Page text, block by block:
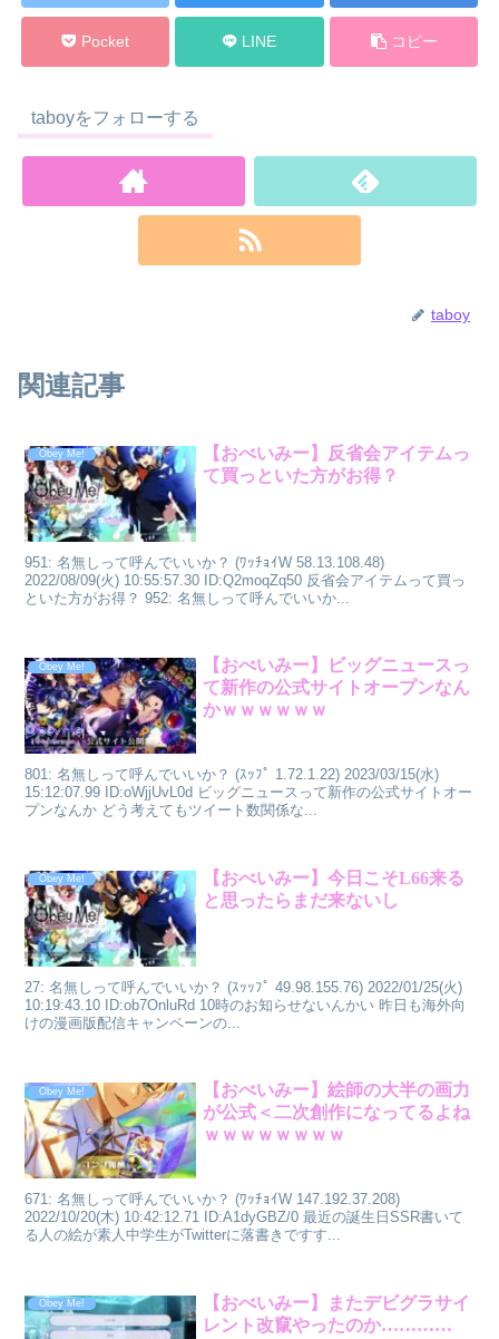
Pocket LINE コピー
taboyをフォローする
taboy
関連記事
Obey Me!
【おべいみー】反省会アイテムっ
て買っといた方がお得？
951: 名無しって呼んでいいか？ (ﾜｯﾁｮｲW 58.13.108.48)
2022/08/09(火) 10:55:57.30 ID:Q2moqZq50 反省会アイテムって買っ
といた方がお得？ 952: 名無しって呼んでいいか...
Obey Me!
【おべいみー】ビッグニュースっ
て新作の公式サイトオープンなん
かｗｗｗｗｗｗ
801: 名無しって呼んでいいか？ (ｽｯﾌﾟ 1.72.1.22) 2023/03/15(水)
15:12:07.99 ID:oWjjUvL0d ビッグニュースって新作の公式サイトオー
プンなんか どう考えてもツイート数関係な...
Obey Me!
【おべいみー】今日こそL66来る
と思ったらまだ来ないし
27: 名無しって呼んでいいか？ (ｽｯｯﾌﾟ 49.98.155.76) 2022/01/25(火)
10:19:43.10 ID:ob7OnluRd 10時のお知らせないんかい 昨日も海外向
けの漫画版配信キャンペーンの...
Obey Me!
【おべいみー】絵師の大半の画力
が公式＜二次創作になってるよね
ｗｗｗｗｗｗｗｗ
671: 名無しって呼んでいいか？ (ﾜｯﾁｮｲW 147.192.37.208)
2022/10/20(木) 10:42:12.71 ID:A1dyGBZ/0 最近の誕生日SSR書いて
る人の絵が素人中学生がTwitterに落書きですす...
Obey Me!
【おべいみー】またデビグラサイ
レント改竄やったのか…………